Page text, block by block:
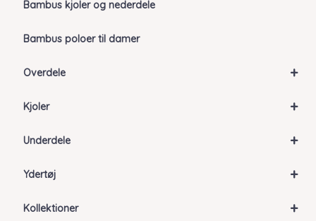
Bambus kjoler og nederdele
Bambus poloer til damer
+
Overdele
+
Kjoler
+
Underdele
+
Ydertøj
+
Kollektioner